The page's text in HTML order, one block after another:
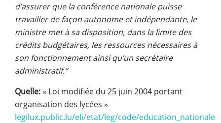
d’assurer que la conférence nationale puisse
travailler de façon autonome et indépendante, le
ministre met à sa disposition, dans la limite des
crédits budgétaires, les ressources nécessaires à
son fonctionnement ainsi qu’un secrétaire
administratif.“
Quelle: « Loi modifiée du 25 juin 2004 portant
organisation des lycées »
legilux.public.lu/eli/etat/leg/code/education_nationale